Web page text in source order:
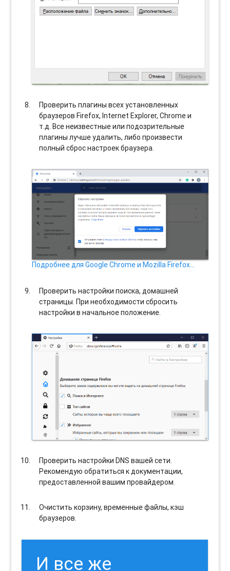
Проверить плагины всех установленных
браузеров Firefox, Internet Explorer, Chrome и
т.д. Все неизвестные или подозрительные
плагины лучше удалить, либо произвести
полный сброс настроек браузера.
Подробнее для Google Chrome и Mozilla Firefox…
Проверить настройки поиска, домашней
страницы. При необходимости сбросить
настройки в начальное положение.
Проверить настройки DNS вашей сети.
Рекомендую обратиться к документации,
предоставленной вашим провайдером.
Очистить корзину, временные файлы, кэш
браузеров.
И все же